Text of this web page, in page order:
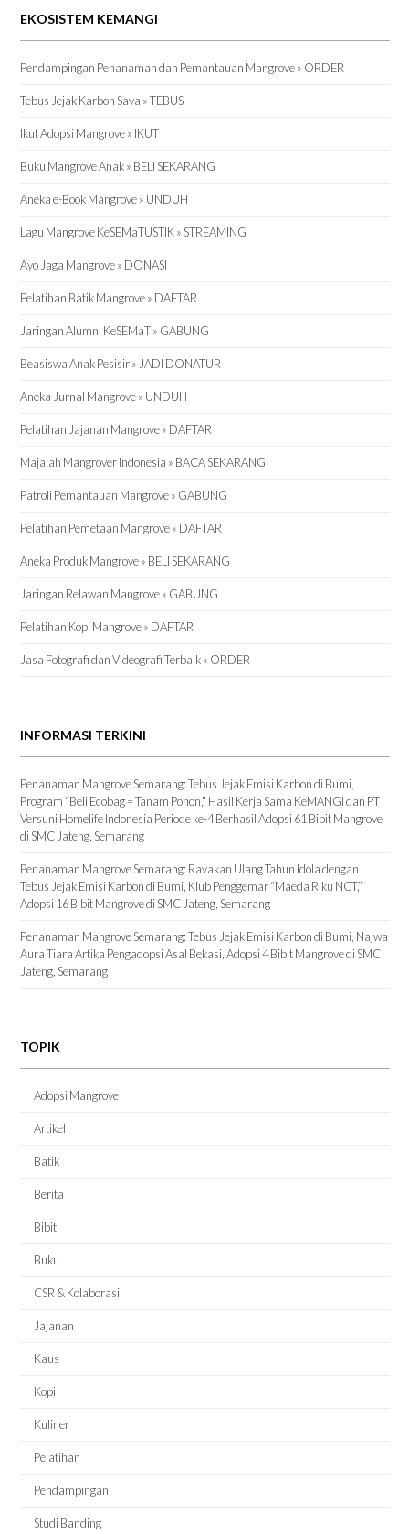
EKOSISTEM KEMANGI
Pendampingan Penanaman dan Pemantauan Mangrove » ORDER
Tebus Jejak Karbon Saya » TEBUS
Ikut Adopsi Mangrove » IKUT
Buku Mangrove Anak » BELI SEKARANG
Aneka e-Book Mangrove » UNDUH
Lagu Mangrove KeSEMaTUSTIK » STREAMING
Ayo Jaga Mangrove » DONASI
Pelatihan Batik Mangrove » DAFTAR
Jaringan Alumni KeSEMaT » GABUNG
Beasiswa Anak Pesisir » JADI DONATUR
Aneka Jurnal Mangrove » UNDUH
Pelatihan Jajanan Mangrove » DAFTAR
Majalah Mangrover Indonesia » BACA SEKARANG
Patroli Pemantauan Mangrove » GABUNG
Pelatihan Pemetaan Mangrove » DAFTAR
Aneka Produk Mangrove » BELI SEKARANG
Jaringan Relawan Mangrove » GABUNG
Pelatihan Kopi Mangrove » DAFTAR
Jasa Fotografi dan Videografi Terbaik » ORDER
INFORMASI TERKINI
Penanaman Mangrove Semarang: Tebus Jejak Emisi Karbon di Bumi,
Program “Beli Ecobag = Tanam Pohon,” Hasil Kerja Sama KeMANGI dan PT
Versuni Homelife Indonesia Periode ke-4 Berhasil Adopsi 61 Bibit Mangrove
di SMC Jateng, Semarang
Penanaman Mangrove Semarang: Rayakan Ulang Tahun Idola dengan
Tebus Jejak Emisi Karbon di Bumi, Klub Penggemar “Maeda Riku NCT,”
Adopsi 16 Bibit Mangrove di SMC Jateng, Semarang
Penanaman Mangrove Semarang: Tebus Jejak Emisi Karbon di Bumi, Najwa
Aura Tiara Artika Pengadopsi Asal Bekasi, Adopsi 4 Bibit Mangrove di SMC
Jateng, Semarang
TOPIK
Adopsi Mangrove
Artikel
Batik
Berita
Bibit
Buku
CSR & Kolaborasi
Jajanan
Kaus
Kopi
Kuliner
Pelatihan
Pendampingan
Studi Banding